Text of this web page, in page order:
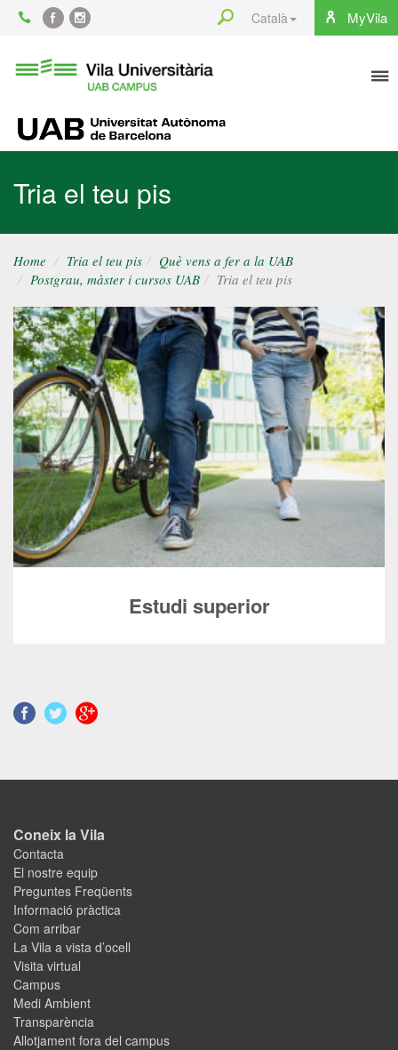
Content FacebookInstagram MyVila
Català
Search
Universitària
UAB
Tria el teu pis
Home Tria el teu pis
Què vens a fer a la UAB
Postgrau, màster i cursos UAB
Tria el teu pis
Estudi superior
Coneix la Vila
Contacta
El nostre equip
Preguntes Freqüents
Informació pràctica
Com arribar
La Vila a vista d’ocell
Visita virtual
Campus
Medi Ambient
Transparència
Allotjament fora del campus